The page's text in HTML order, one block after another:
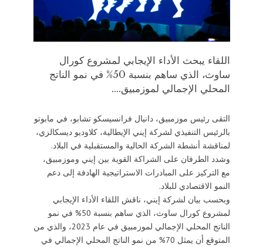
اللقاء يبحث الأداء الإيجابي لمشروع كورال
ساوث، الذي ساهم بنسبة 50% في نمو الناتج
المحلي الإجمالي لموزمبيق....
التقى رئيس موزمبيق، دانيال فرانسيسكو تشابو، في مابوتو
بالرئيس التنفيذي لشركة إيني الإيطالية، كلاوديو ديسكالزي،
لمناقشة أنشطة الشركة الحالية والمستقبلية في البلاد.
وشدد الطرفان على الشراكة القوية بين إيني وموزمبيق،
مع التركيز على المبادرات الاستراتيجية الهادفة إلى دعم
النمو الاقتصادي للبلاد.
وبحسب بيان لشركة إيني، ناقش اللقاء الأداء الإيجابي
لمشروع كورال ساوث، الذي ساهم بنسبة 50% في نمو
الناتج المحلي الإجمالي لموزمبيق في عام 2023، والذي من
المتوقع أن يمثل 70% من نمو الناتج المحلي الإجمالي في